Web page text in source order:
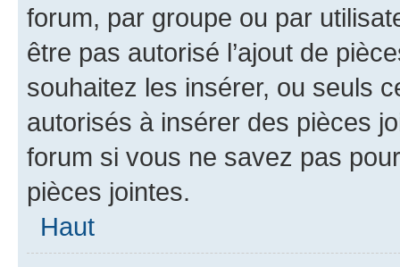
forum, par groupe ou par
être pas autorisé l’ajout de
souhaitez les insérer, ou seuls
autorisés à insérer des pièces
forum si vous ne savez pas
pièces jointes.
Haut